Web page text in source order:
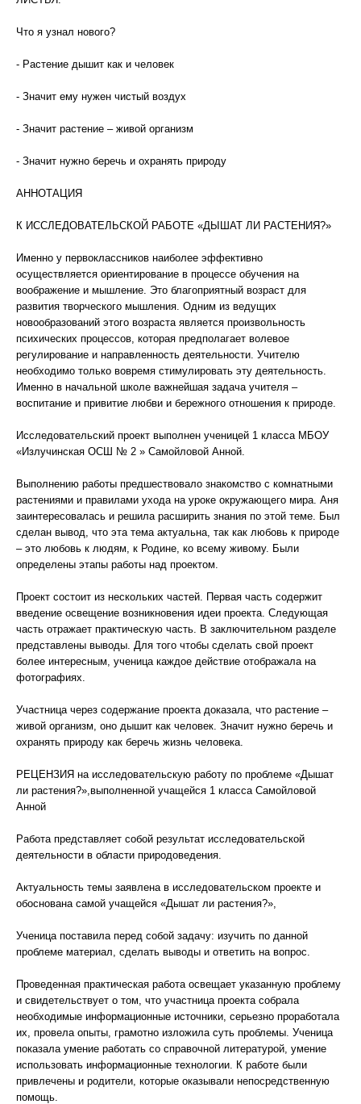
Что я узнал нового?
- Растение дышит как и человек
- Значит ему нужен чистый воздух
- Значит растение – живой организм
- Значит нужно беречь и охранять природу
АННОТАЦИЯ
К ИССЛЕДОВАТЕЛЬСКОЙ РАБОТЕ «ДЫШАТ ЛИ РАСТЕНИЯ?»
Именно у первоклассников наиболее эффективно
осуществляется ориентирование в процессе обучения на
воображение и мышление. Это благоприятный возраст для
развития творческого мышления. Одним из ведущих
новообразований этого возраста является произвольность
психических процессов, которая предполагает волевое
регулирование и направленность деятельности. Учителю
необходимо только вовремя стимулировать эту деятельность.
Именно в начальной школе важнейшая задача учителя –
воспитание и привитие любви и бережного отношения к природе.
Исследовательский проект выполнен ученицей 1 класса МБОУ
«Излучинская ОСШ № 2 » Самойловой Анной.
Выполнению работы предшествовало знакомство с комнатными
растениями и правилами ухода на уроке окружающего мира. Аня
заинтересовалась и решила расширить знания по этой теме. Был
сделан вывод, что эта тема актуальна, так как любовь к природе
– это любовь к людям, к Родине, ко всему живому. Были
определены этапы работы над проектом.
Проект состоит из нескольких частей. Первая часть содержит
введение освещение возникновения идеи проекта. Следующая
часть отражает практическую часть. В заключительном разделе
представлены выводы. Для того чтобы сделать свой проект
более интересным, ученица каждое действие отображала на
фотографиях.
Участница через содержание проекта доказала, что растение –
живой организм, оно дышит как человек. Значит нужно беречь и
охранять природу как беречь жизнь человека.
РЕЦЕНЗИЯ на исследовательскую работу по проблеме «Дышат
ли растения?»,выполненной учащейся 1 класса Самойловой
Анной
Работа представляет собой результат исследовательской
деятельности в области природоведения.
Актуальность темы заявлена в исследовательском проекте и
обоснована самой учащейся «Дышат ли растения?»,
Ученица поставила перед собой задачу: изучить по данной
проблеме материал, сделать выводы и ответить на вопрос.
Проведенная практическая работа освещает указанную проблему
и свидетельствует о том, что участница проекта собрала
необходимые информационные источники, серьезно проработала
их, провела опыты, грамотно изложила суть проблемы. Ученица
показала умение работать со справочной литературой, умение
использовать информационные технологии. К работе были
привлечены и родители, которые оказывали непосредственную
помощь.